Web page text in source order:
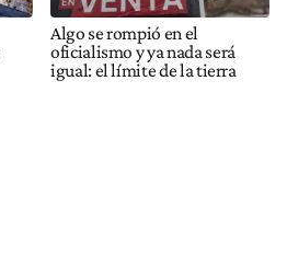
Algo se rompió en el
oficialismo y ya nada será
igual: el límite de la tierra